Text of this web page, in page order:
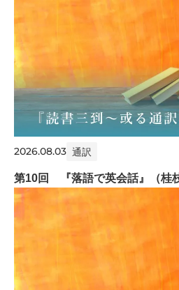
2026.08.03 通訳
第10回 『落語で英会話』（桂